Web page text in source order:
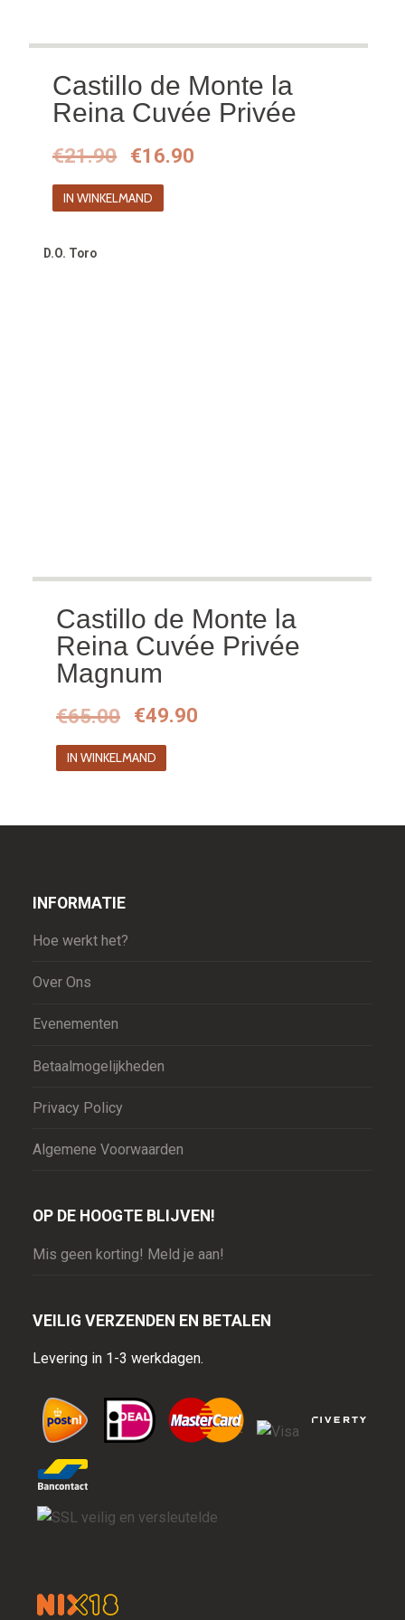
Castillo de Monte la
Reina Cuvée Privée
€21.90
Oorspronkelijke
prijs
was:
€16.90
IN WINKELMAND
D.O. Toro
Castillo de Monte la
Reina Cuvée Privée
Magnum
€65.00
Oorspronkelijke
prijs
was:
€49.90
IN WINKELMAND
INFORMATIE
Hoe werkt het?
Over Ons
Evenementen
Betaalmogelijkheden
Privacy Policy
Algemene Voorwaarden
OP DE HOOGTE BLIJVEN!
Mis geen korting! Meld je aan!
VEILIG VERZENDEN EN BETALEN
Levering in 1-3 werkdagen.